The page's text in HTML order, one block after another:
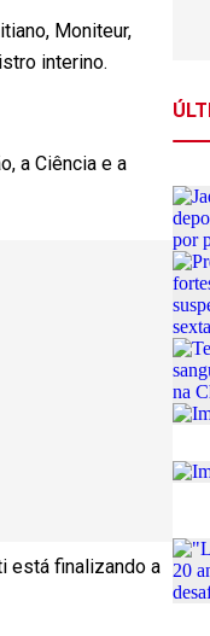
Moniteur,
interino.
a Ciência e a
está finalizando a